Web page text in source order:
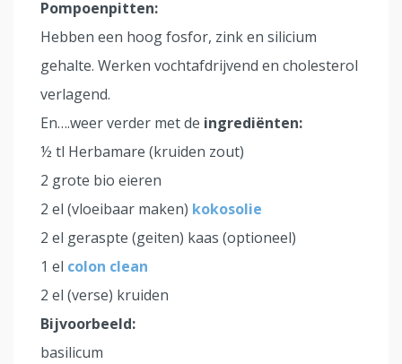
Pompoenpitten:
Hebben een hoog fosfor, zink en silicium
gehalte. Werken vochtafdrijvend en cholesterol
verlagend.
En….weer verder met de ingrediënten:
½ tl Herbamare (kruiden zout)
2 grote bio eieren
2 el (vloeibaar maken) kokosolie
2 el geraspte (geiten) kaas (optioneel)
1 el colon clean
2 el (verse) kruiden
Bijvoorbeeld:
basilicum